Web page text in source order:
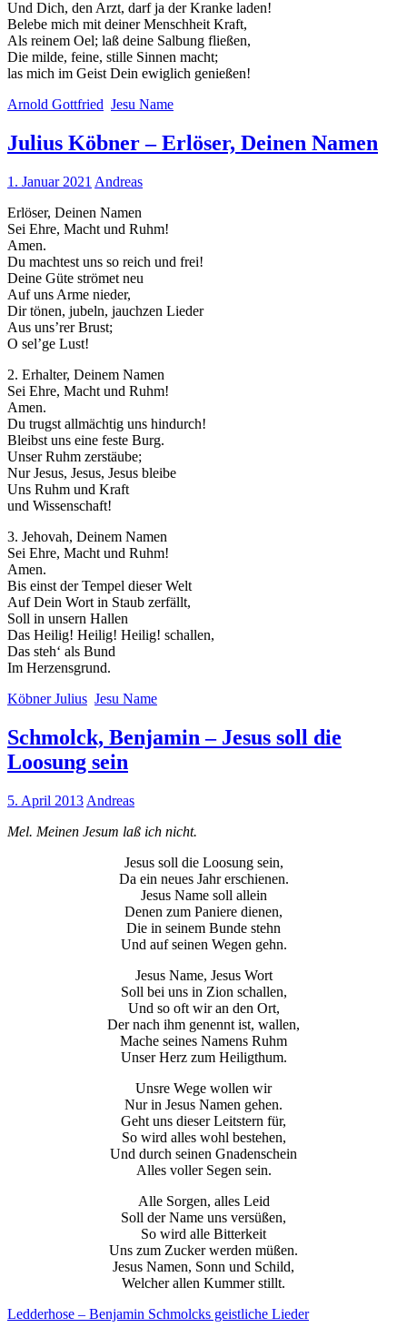
Und Dich, den Arzt, darf ja der Kranke laden!
Belebe mich mit deiner Menschheit Kraft,
Als reinem Oel; laß deine Salbung fließen,
Die milde, feine, stille Sinnen macht;
las mich im Geist Dein ewiglich genießen!
Arnold Gottfried Jesu Name
Julius Köbner – Erlöser, Deinen Namen
1. Januar 2021 Andreas
Erlöser, Deinen Namen
Sei Ehre, Macht und Ruhm!
Amen.
Du machtest uns so reich und frei!
Deine Güte strömet neu
Auf uns Arme nieder,
Dir tönen, jubeln, jauchzen Lieder
Aus uns’rer Brust;
O sel’ge Lust!
2. Erhalter, Deinem Namen
Sei Ehre, Macht und Ruhm!
Amen.
Du trugst allmächtig uns hindurch!
Bleibst uns eine feste Burg.
Unser Ruhm zerstäube;
Nur Jesus, Jesus, Jesus bleibe
Uns Ruhm und Kraft
und Wissenschaft!
3. Jehovah, Deinem Namen
Sei Ehre, Macht und Ruhm!
Amen.
Bis einst der Tempel dieser Welt
Auf Dein Wort in Staub zerfällt,
Soll in unsern Hallen
Das Heilig! Heilig! Heilig! schallen,
Das steh‘ als Bund
Im Herzensgrund.
Köbner Julius Jesu Name
Schmolck, Benjamin – Jesus soll die
Loosung sein
5. April 2013 Andreas
Mel. Meinen Jesum laß ich nicht.
Jesus soll die Loosung sein,
Da ein neues Jahr erschienen.
Jesus Name soll allein
Denen zum Paniere dienen,
Die in seinem Bunde stehn
Und auf seinen Wegen gehn.
Jesus Name, Jesus Wort
Soll bei uns in Zion schallen,
Und so oft wir an den Ort,
Der nach ihm genennt ist, wallen,
Mache seines Namens Ruhm
Unser Herz zum Heiligthum.
Unsre Wege wollen wir
Nur in Jesus Namen gehen.
Geht uns dieser Leitstern für,
So wird alles wohl bestehen,
Und durch seinen Gnadenschein
Alles voller Segen sein.
Alle Sorgen, alles Leid
Soll der Name uns versüßen,
So wird alle Bitterkeit
Uns zum Zucker werden müßen.
Jesus Namen, Sonn und Schild,
Welcher allen Kummer stillt.
Ledderhose – Benjamin Schmolcks geistliche Lieder